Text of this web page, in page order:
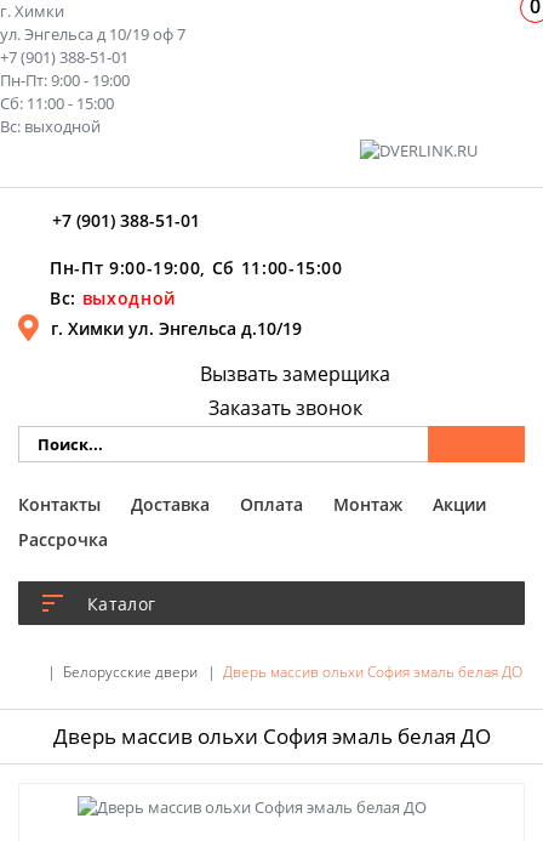
г. Химки
ул. Энгельса д 10/19 оф 7
+7 (901) 388-51-01
Пн-Пт: 9:00 - 19:00
Сб: 11:00 - 15:00
Вс: выходной
+7 (901) 388-51-01
Пн-Пт 9:00-19:00, Сб 11:00-15:00
Вс: выходной
г. Химки ул. Энгельса д.10/19
Каталог
Вызвать замерщика
Заказать звонок
Контакты Доставка Оплата Монтаж
Акции
Рассрочка
Белорусские двери Дверь массив ольхи София эмаль белая ДО
Дверь массив ольхи София эмаль белая ДО
0